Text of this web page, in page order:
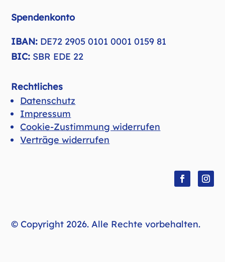
Spendenkonto
IBAN: DE72 2905 0101 0001 0159 81
BIC: SBR EDE 22
Rechtliches
Datenschutz
Impressum
Cookie-Zustimmung widerrufen
Verträge widerrufen
© Copyright 2026. Alle Rechte vorbehalten.